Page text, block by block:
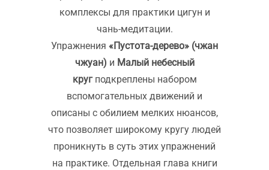
комплексы для практики цигун и
чань-медитации.
Упражнения «Пустота-дерево» (чжан
чжуан) и Малый небесный
кругподкреплены набором
вспомогательных движений и
описаны с обилием мелких нюансов,
что позволяет широкому кругу людей
проникнуть в суть этих упражнений
на практике. Отдельная глава книги